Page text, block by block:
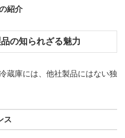
紹介
の知られざる魅力
蔵庫には、他社製品にはない独
ス